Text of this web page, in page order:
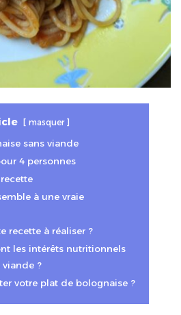
masquer
sans viande
4 personnes
à une vraie
recette à réaliser ?
les intérêts nutritionnels
?
votre plat de bolognaise ?